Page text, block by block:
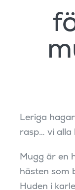
Leriga
rasp… vi alla
Mugg är en
hästen som
Huden i